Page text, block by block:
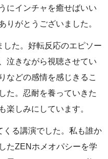
にインチャを癒せばいい
りがとうございました。
た。好転反応のエピソー
泣きながら視聴させてい
などの感情を感じきるこ
た。忍耐を養っていきた
楽しみにしています。
る講演でした。私も誰か
たZENホメオパシーを学